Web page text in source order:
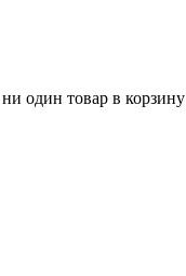
один товар в корзину